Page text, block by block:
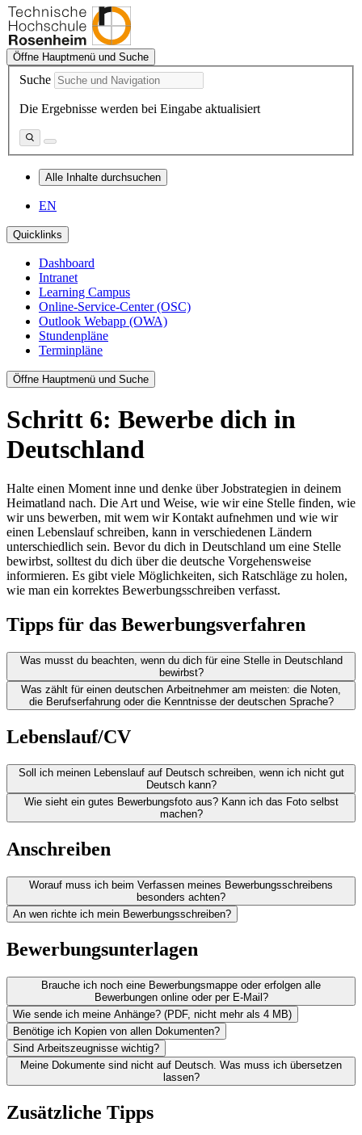
Öffne Hauptmenü und Suche
Suche
Die Ergebnisse werden bei Eingabe aktualisiert
Alle Inhalte durchsuchen
EN
Quicklinks
Dashboard
Intranet
Learning Campus
Online-Service-Center (OSC)
Outlook Webapp (OWA)
Stundenpläne
Terminpläne
Öffne Hauptmenü und Suche
Schritt 6: Bewerbe dich in
Deutschland
Halte einen Moment inne und denke über Jobstrategien in deinem
Heimatland nach. Die Art und Weise, wie wir eine Stelle finden, wie
wir uns bewerben, mit wem wir Kontakt aufnehmen und wie wir
einen Lebenslauf schreiben, kann in verschiedenen Ländern
unterschiedlich sein. Bevor du dich in Deutschland um eine Stelle
bewirbst, solltest du dich über die deutsche Vorgehensweise
informieren. Es gibt viele Möglichkeiten, sich Ratschläge zu holen,
wie man ein korrektes Bewerbungsschreiben verfasst.
Tipps für das Bewerbungsverfahren
Was musst du beachten, wenn du dich für eine Stelle in Deutschland
bewirbst?
Was zählt für einen deutschen Arbeitnehmer am meisten: die Noten,
die Berufserfahrung oder die Kenntnisse der deutschen Sprache?
Lebenslauf/CV
Soll ich meinen Lebenslauf auf Deutsch schreiben, wenn ich nicht gut
Deutsch kann?
Wie sieht ein gutes Bewerbungsfoto aus? Kann ich das Foto selbst
machen?
Anschreiben
Worauf muss ich beim Verfassen meines Bewerbungsschreibens
besonders achten?
An wen richte ich mein Bewerbungsschreiben?
Bewerbungsunterlagen
Brauche ich noch eine Bewerbungsmappe oder erfolgen alle
Bewerbungen online oder per E-Mail?
Wie sende ich meine Anhänge? (PDF, nicht mehr als 4 MB)
Benötige ich Kopien von allen Dokumenten?
Sind Arbeitszeugnisse wichtig?
Meine Dokumente sind nicht auf Deutsch. Was muss ich übersetzen
lassen?
Zusätzliche Tipps